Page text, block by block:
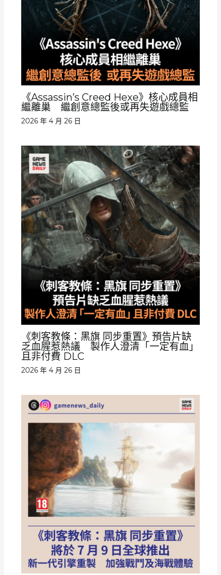
《Assassin’s Creed Hexe》核心成員相
繼離巢 繼創意總監後或再失遊戲總監
2026 年 4 月 26 日
《刺客教條：黑旗 同步重置》預告片缺
乏血腥惹熱議 製作人澄清「一定有血」
且非付費 DLC
2026 年 4 月 26 日